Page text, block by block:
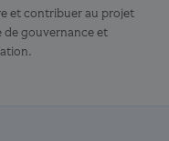
et contribuer au projet
gouvernance et